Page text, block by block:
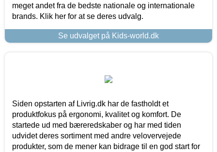
meget andet fra de bedste nationale og internationale
brands. Klik her for at se deres udvalg.
Se udvalget på Kids-world.dk
Siden opstarten af Livrig.dk har de fastholdt et
produktfokus på ergonomi, kvalitet og komfort. De
startede ud med bæreredskaber og har med tiden
udvidet deres sortiment med andre velovervejede
produkter, som de mener kan bidrage til en god start for